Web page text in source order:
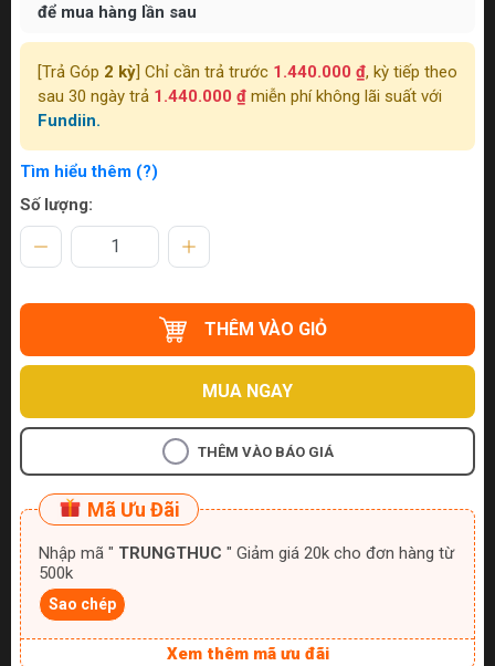
để mua hàng lần sau
[Trả Góp 2 kỳ ] Chỉ cần trả trước 1.440.000 ₫, kỳ tiếp theo
sau 30 ngày trả 1.440.000 ₫ miễn phí không lãi suất với
Fundiin.
Tìm hiểu thêm (?)
Số lượng:
THÊM VÀO GIỎ
MUA NGAY
THÊM VÀO BÁO GIÁ
Mã Ưu Đãi
Nhập mã " TRUNGTHUC " Giảm giá 20k cho đơn hàng từ
500k
Sao chép
Xem thêm mã ưu đãi